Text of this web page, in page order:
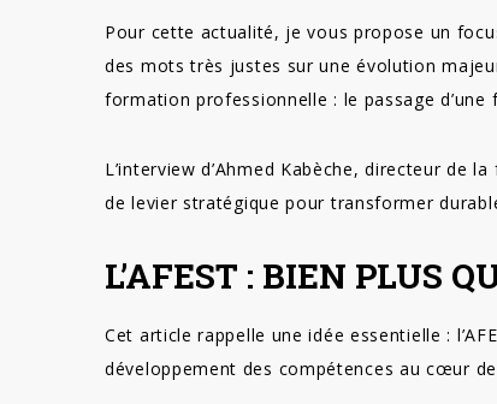
Pour cette actualité, je vous propose un
des mots très justes sur une évolution
formation professionnelle : le passage
L’interview d’Ahmed Kabèche, directeur de
de levier stratégique pour transformer
L’AFEST : BIEN PLUS
Cet article rappelle une idée essentielle :
développement des compétences au cœur